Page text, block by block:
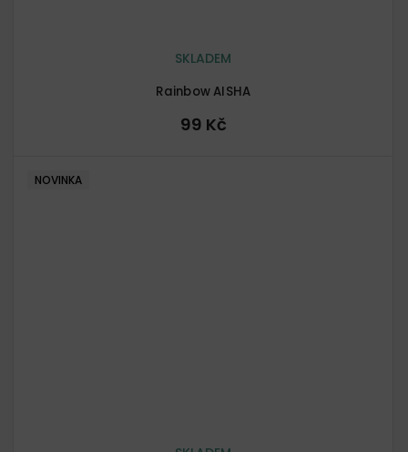
Rainbow AISHA
SKLADEM
99 Kč
NOVINKA